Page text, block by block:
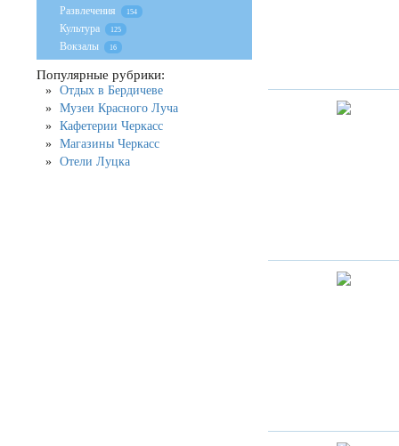
Развлечения 154
Культура 125
Вокзалы 16
Популярные рубрики:
Отдых в Бердичеве
Музеи Красного Луча
Кафетерии Черкасс
Магазины Черкасс
Отели Луцка